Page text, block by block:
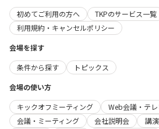
初めてご利用の方へ
TKPのサービス一覧
利用規約・キャンセルポリシー
会場を探す
条件から探す
トピックス
会場の使い方
キックオフミーティング
Web会議・テ
会議・ミーティング
会社説明会 講